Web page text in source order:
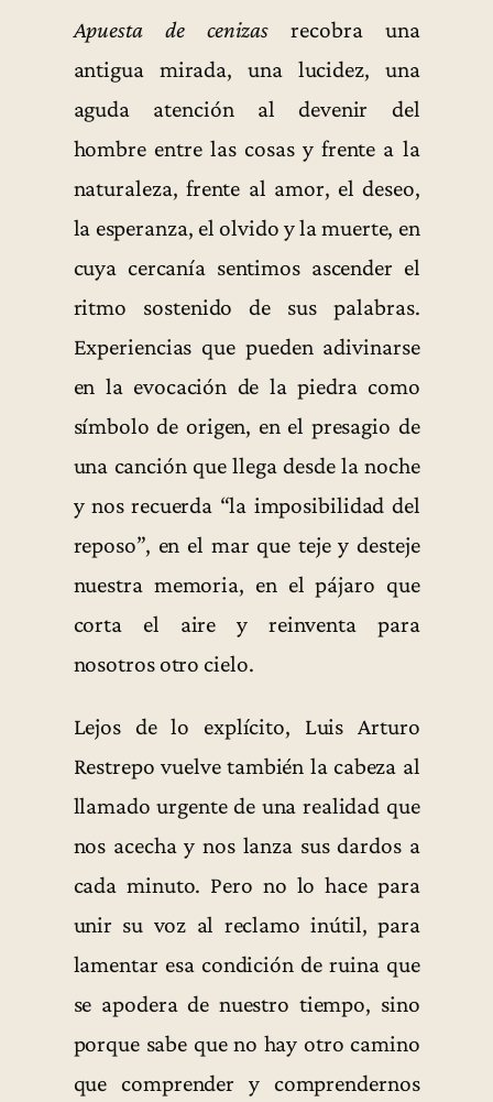
Apuesta de cenizas recobra una
antigua mirada, una lucidez, una
aguda atención al devenir del
hombre entre las cosas y frente a la
naturaleza, frente al amor, el deseo,
la esperanza, el olvido y la muerte, en
cuya cercanía sentimos ascender el
ritmo sostenido de sus palabras.
Experiencias que pueden adivinarse
en la evocación de la piedra como
símbolo de origen, en el presagio de
una canción que llega desde la noche
y nos recuerda “la imposibilidad del
reposo”, en el mar que teje y desteje
nuestra memoria, en el pájaro que
corta el aire y reinventa para
nosotros otro cielo.
Lejos de lo explícito, Luis Arturo
Restrepo vuelve también la cabeza al
llamado urgente de una realidad que
nos acecha y nos lanza sus dardos a
cada minuto. Pero no lo hace para
unir su voz al reclamo inútil, para
lamentar esa condición de ruina que
se apodera de nuestro tiempo, sino
porque sabe que no hay otro camino
que comprender y comprendernos